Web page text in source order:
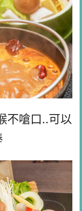
不嗆口..可以